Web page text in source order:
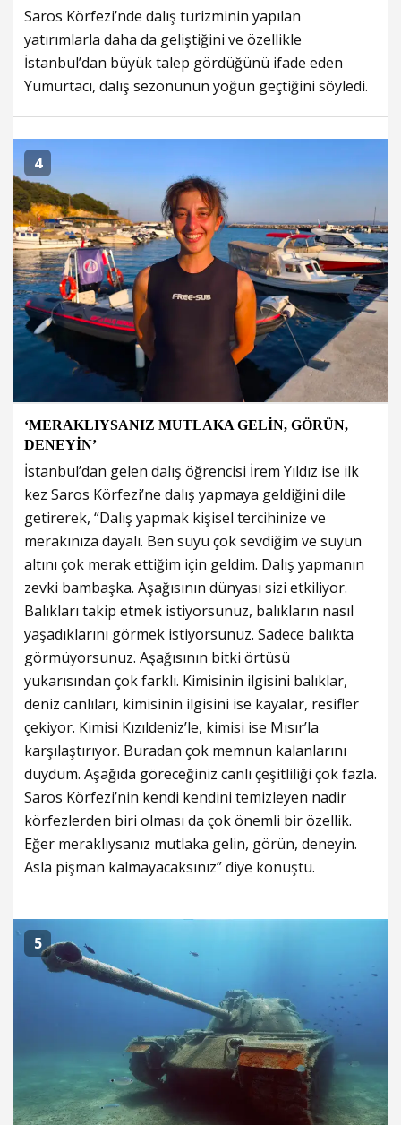
Saros Körfezi’nde dalış turizminin yapılan
yatırımlarla daha da geliştiğini ve özellikle
İstanbul’dan büyük talep gördüğünü ifade eden
Yumurtacı, dalış sezonunun yoğun geçtiğini söyledi.
4
‘MERAKLIYSANIZ MUTLAKA GELİN, GÖRÜN,
DENEYİN’
İstanbul’dan gelen dalış öğrencisi İrem Yıldız ise ilk
kez Saros Körfezi’ne dalış yapmaya geldiğini dile
getirerek, “Dalış yapmak kişisel tercihinize ve
merakınıza dayalı. Ben suyu çok sevdiğim ve suyun
altını çok merak ettiğim için geldim. Dalış yapmanın
zevki bambaşka. Aşağısının dünyası sizi etkiliyor.
Balıkları takip etmek istiyorsunuz, balıkların nasıl
yaşadıklarını görmek istiyorsunuz. Sadece balıkta
görmüyorsunuz. Aşağısının bitki örtüsü
yukarısından çok farklı. Kimisinin ilgisini balıklar,
deniz canlıları, kimisinin ilgisini ise kayalar, resifler
çekiyor. Kimisi Kızıldeniz’le, kimisi ise Mısır’la
karşılaştırıyor. Buradan çok memnun kalanlarını
duydum. Aşağıda göreceğiniz canlı çeşitliliği çok fazla.
Saros Körfezi’nin kendi kendini temizleyen nadir
körfezlerden biri olması da çok önemli bir özellik.
Eğer meraklıysanız mutlaka gelin, görün, deneyin.
Asla pişman kalmayacaksınız” diye konuştu.
5